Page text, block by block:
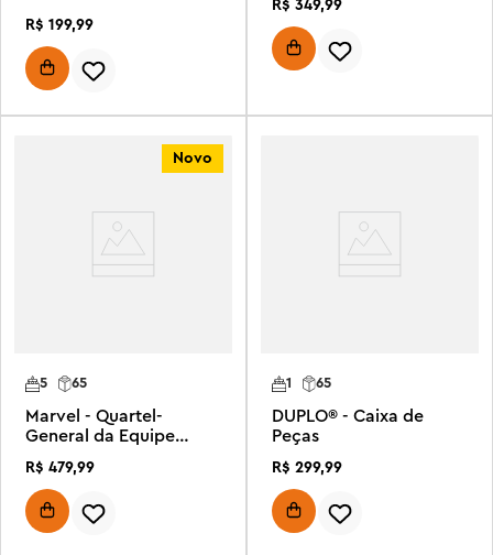
R$ 199,99
R$ 349,99
Novo
5 65
Marvel - Quartel-
General da Equipe
R$ 479,99
1 65
DUPLO® - Caixa de
Peças
R$ 299,99